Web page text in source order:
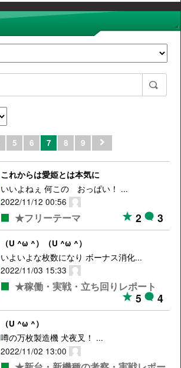
5 6 7 8 9
これからは愛姫とは本気に
いいよねぇ 何この おっぱい！ ...
2022/11/12 00:56
★フリーテーマ 2 3
（U ^ω ^）（U ^ω ^）
いよいよな枚数になり ボーナス消化...
2022/11/03 15:33
★稼働・実戦・立ち回りレポート
5 4
（U ^ω ^）
噂の万枚製造機 犬夜叉！ ...
2022/11/02 13:00